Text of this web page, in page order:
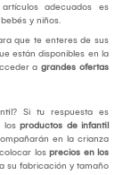
adecuados es
y niños.
que te enteres de sus
están disponibles en la
a grandes ofertas
Si tu respuesta es
los productos de infantil
en la crianza
los precios en los
su fabricación y tamaño